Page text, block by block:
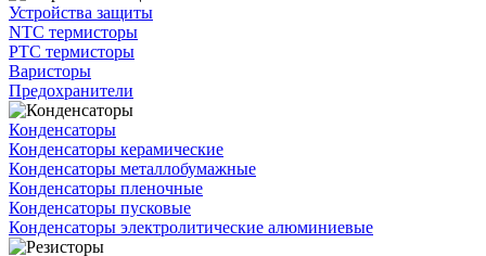
Устройства защиты
NTC термисторы
PTC термисторы
Варисторы
Предохранители
Конденсаторы
Конденсаторы керамические
Конденсаторы металлобумажные
Конденсаторы пленочные
Конденсаторы пусковые
Конденсаторы электролитические алюминиевые